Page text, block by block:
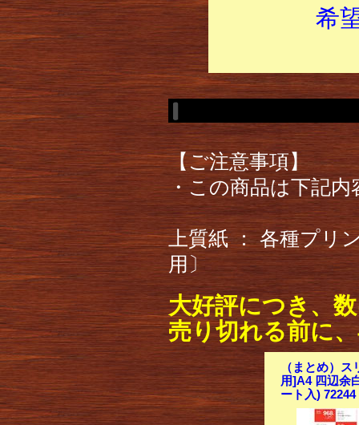
希
【ご注意事項】
・この商品は下記
上質紙 ： 各種プリ
用〕
大好評につき、
売り切れる前に
（まとめ）
用]A4 四辺余
ート入)